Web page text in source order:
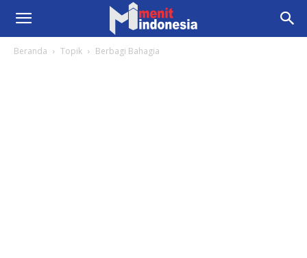
Beranda Topik Berbagi Bahagia